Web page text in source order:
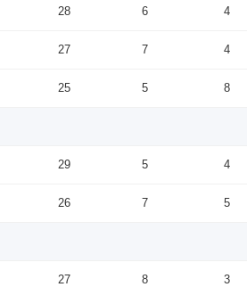
28 6 4
27 7 4
25 5 8
29 5 4
26 7 5
27 8 3